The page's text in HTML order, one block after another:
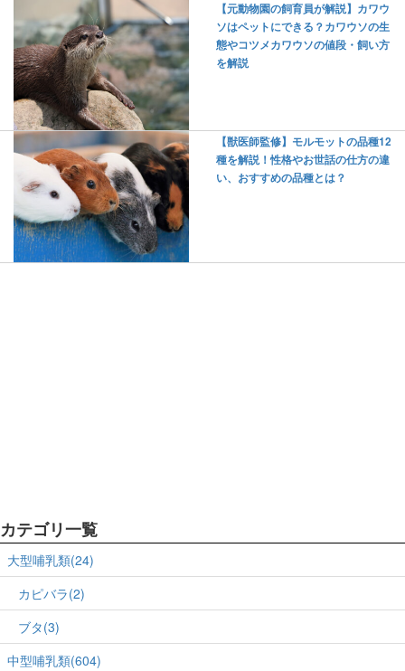
【元動物園の飼育員が解説】カワウ
ソはペットにできる？カワウソの生
態やコツメカワウソの値段・飼い方
を解説
【獣医師監修】モルモットの品種12
種を解説！性格やお世話の仕方の違
い、おすすめの品種とは？
カテゴリ一覧
大型哺乳類(24)
カピバラ(2)
ブタ(3)
中型哺乳類(604)